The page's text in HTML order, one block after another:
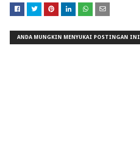
ANDA MUNGKIN MENYUKAI POSTINGAN INI